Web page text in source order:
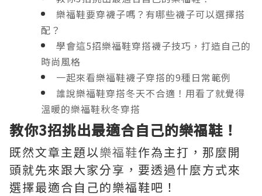
樂福鞋要穿襪子嗎？有哪些襪子可以選擇搭
配？
學會這5招樂福鞋穿搭襪子技巧，打造自己的
時尚風格
一起來看樂福鞋襪子穿搭的9種日常範例
誰說樂福鞋穿搭冬天不合適！用看了就覺得
溫暖的樂福鞋秋冬穿搭
教你3招挑出最適合自己的樂福鞋！
既然文章主題以樂福鞋作為主打，那麼開
頭就先來跟大家分享，要透過什麼方式來
選擇最適合自己的樂福鞋吧！